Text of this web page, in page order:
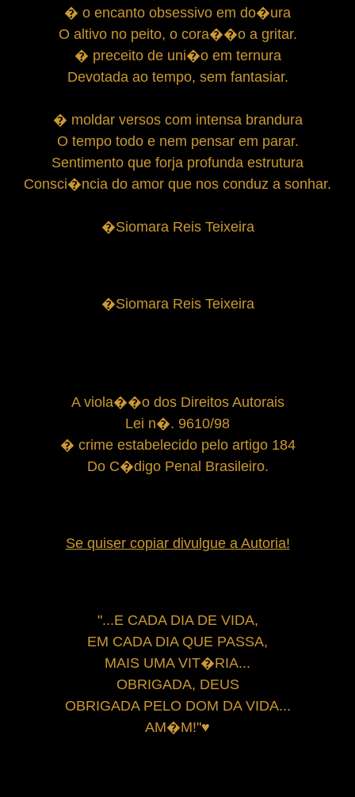
� o encanto obsessivo em do�ura
O altivo no peito, o cora��o a gritar.
� preceito de uni�o em ternura
Devotada ao tempo, sem fantasiar.
� moldar versos com intensa brandura
O tempo todo e nem pensar em parar.
Sentimento que forja profunda estrutura
Consci�ncia do amor que nos conduz a sonhar.
�Siomara Reis Teixeira
�Siomara Reis Teixeira
A viola��o dos Direitos Autorais
Lei n�. 9610/98
� crime estabelecido pelo artigo 184
Do C�digo Penal Brasileiro.
Se quiser copiar divulgue a Autoria!
"...E CADA DIA DE VIDA,
EM CADA DIA QUE PASSA,
MAIS UMA VIT�RIA...
OBRIGADA, DEUS
OBRIGADA PELO DOM DA VIDA...
AM�M!"♥